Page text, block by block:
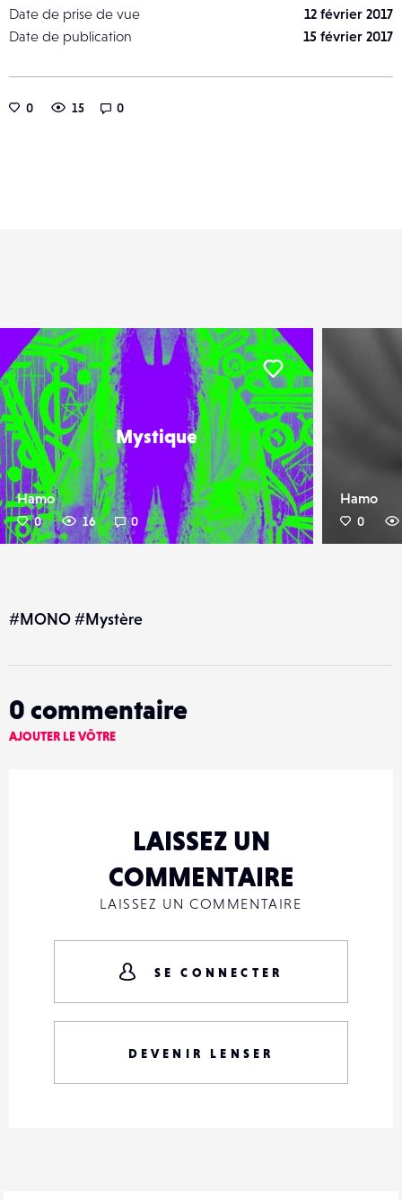
Date de prise de vue
12 février 2017
Date de publication
15 février 2017
0 15 0
Mystique
Hamo
0 16 0
Liker
Hamo
0
#MONO #Mystère
0 commentaire
AJOUTER LE VÔTRE
LAISSEZ UN
COMMENTAIRE
LAISSEZ UN COMMENTAIRE
SE CONNECTER
DEVENIR LENSER